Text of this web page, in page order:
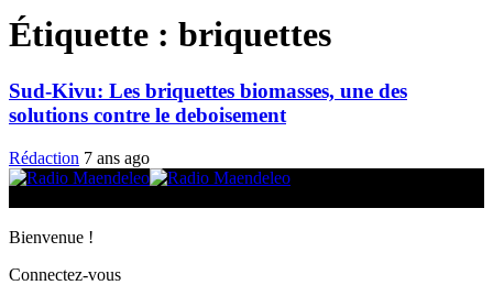
Étiquette : briquettes
Sud-Kivu: Les briquettes biomasses, une des
solutions contre le deboisement
Rédaction 7 ans ago
Bienvenue !
Connectez-vous